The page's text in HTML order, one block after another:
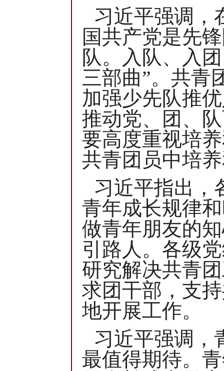
习近平强调，
国共产党是先
队。入队、入
三部曲”。共青
加强少先队推
推动党、团、
要高度重视培
共青团员中培
习近平指出，
青年成长规律
做青年朋友的
引路人。各级
研究解决共青
求团干部，支
地开展工作。
习近平强调，
最值得期待。